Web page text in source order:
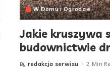
W Domu i Ogrodzie
Jakie kruszywa
budownictwie
Posted
By redakcja serwisu 2 Min